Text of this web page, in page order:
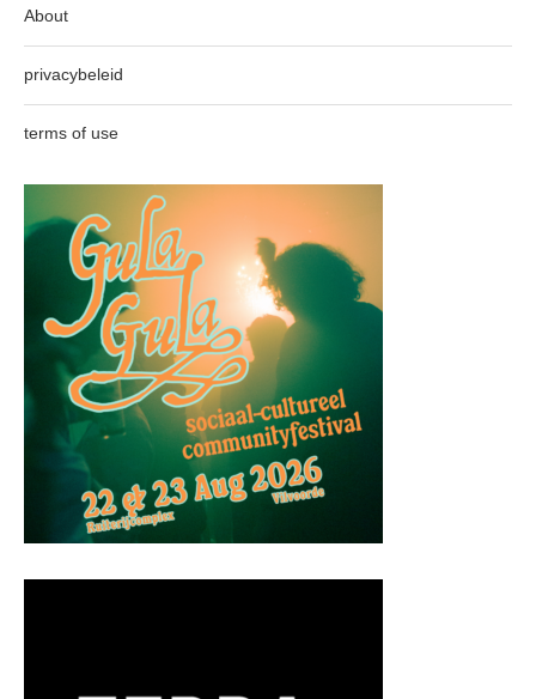
About
privacybeleid
terms of use